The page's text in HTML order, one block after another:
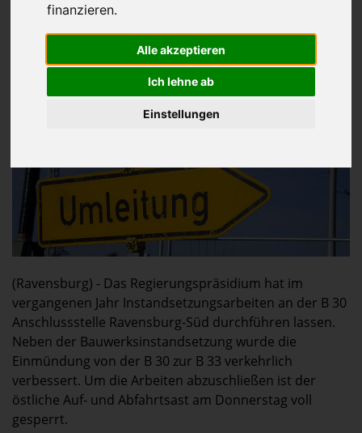
finanzieren.
Alle akzeptieren
Ich lehne ab
Einstellungen
Ab- und Auffahrt Ravensburg-Süd
gesperrt
(Ravensburg) - Das Regierungspräsidium hat im
vergangenen Jahr Instandsetzungsarbeiten an der B 30
Anschlussstelle Ravensburg-Süd durchführen lassen.
Neben der Bauwerksinstandsetzung wurde die
Einmündung von der B 30 zur B 33 verkehrlich
verbessert. Um die Arbeiten abzuschließen ist der
östliche Auf- und Abfahrtsast am Donnerstag voll
gesperrt.